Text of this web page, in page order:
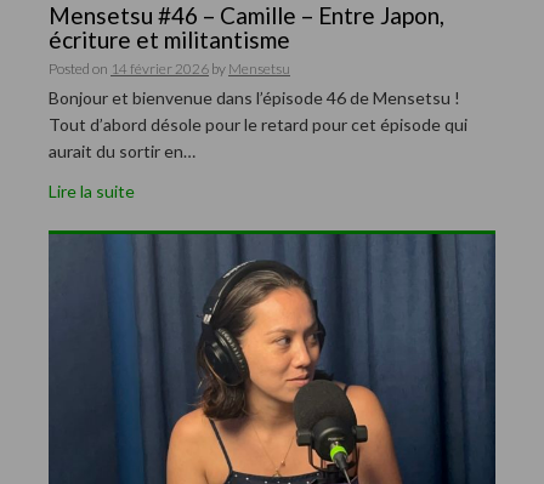
Mensetsu #46 – Camille – Entre Japon,
écriture et militantisme
Posted on 14 février 2026 by Mensetsu
Bonjour et bienvenue dans l’épisode 46 de Mensetsu !
Tout d’abord désole pour le retard pour cet épisode qui
aurait du sortir en…
Lire la suite